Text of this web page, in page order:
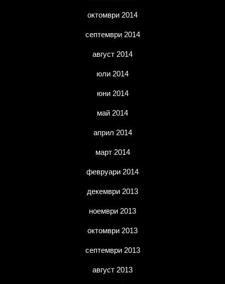
октомври 2014
септември 2014
август 2014
юли 2014
юни 2014
май 2014
април 2014
март 2014
февруари 2014
декември 2013
ноември 2013
октомври 2013
септември 2013
август 2013